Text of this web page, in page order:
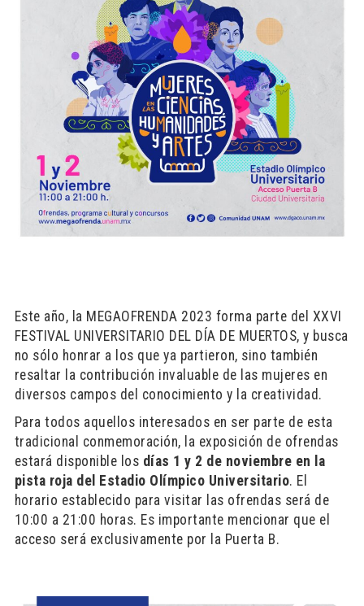
Este año, la MEGAOFRENDA 2023 forma parte del XXVI
FESTIVAL UNIVERSITARIO DEL DÍA DE MUERTOS, y busca
no sólo honrar a los que ya partieron, sino también
resaltar la contribución invaluable de las mujeres en
diversos campos del conocimiento y la creatividad.
Para todos aquellos interesados en ser parte de esta
tradicional conmemoración, la exposición de ofrendas
estará disponible los días 1 y 2 de noviembre en la
pista roja del Estadio Olímpico Universitario. El
horario establecido para visitar las ofrendas será de
10:00 a 21:00 horas. Es importante mencionar que el
acceso será exclusivamente por la Puerta B.